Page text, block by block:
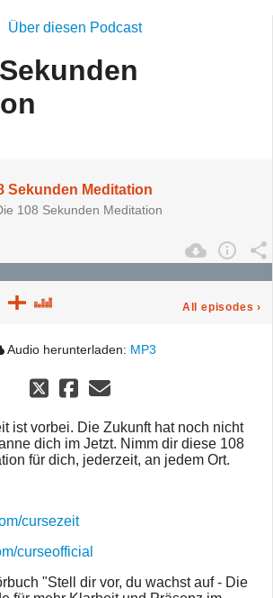
Über diesen Podcast
Sekunden Meditation
108 Sekunden Meditation
All episodes ›
Audio herunterladen: MP3
ist vorbei. Die Zukunft hat noch nicht
dich im Jetzt. Nimm dir diese 108
für dich, jederzeit, an jedem Ort.
cursezeit
curseofficial
"Stell dir vor, du wachst auf - Die